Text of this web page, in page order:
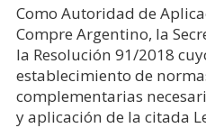
Como Autoridad de
Compre Argentino, la
la Resolución 91/2018
establecimiento de
complementarias
y aplicación de la citada